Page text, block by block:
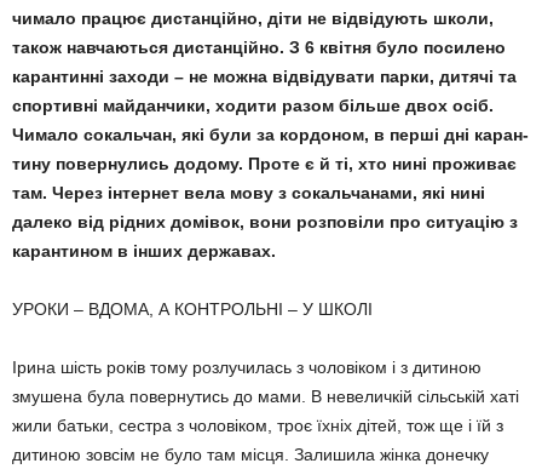
чимало працює дистанційно, діти не відвідують школи,
також навчаються дистанційно. З 6 квітня було посилено
каран­тинні заходи – не можна відвідувати парки, дитячі та
спортивні майданчики, ходити разом більше двох осіб.
Чимало сокальчан, які були за кордоном, в перші дні каран­
тину повернулись додому. Проте є й ті, хто нині проживає
там. Через інтернет вела мову з сокальчанами, які нині
далеко від рідних домівок, вони розповіли про ситуацію з
карантином в інших державах.
УРОКИ – ВДОМА, А КОНТРОЛЬНІ – У ШКОЛІ
Ірина шість років тому розлучилась з чоло­віком і з дитиною
змушена була поверну­тись до мами. В невеличкій сільській хаті
жили батьки, сестра з чоловіком, троє їхніх дітей, тож ще і їй з
дитиною зовсім не було там місця. Залишила жінка донечку